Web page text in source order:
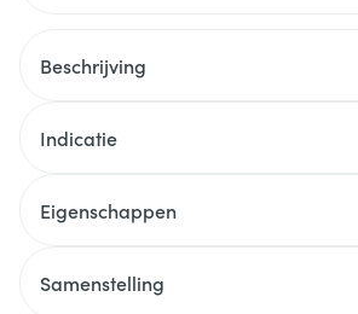
Beschrijving
Indicatie
Eigenschappen
Samenstelling